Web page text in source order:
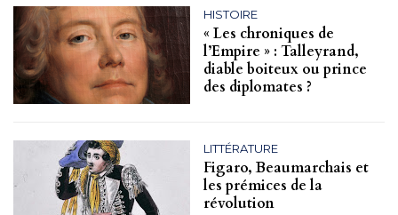
HISTOIRE
« Les chroniques de
l’Empire » : Talleyrand,
diable boiteux ou prince
des diplomates ?
LITTÉRATURE
Figaro, Beaumarchais et
les prémices de la
révolution